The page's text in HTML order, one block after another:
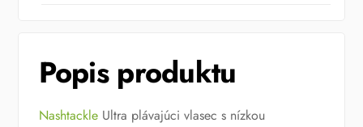
300
Popis produktu
Nashtackle Ultra plávajúci vlasec s nízkou